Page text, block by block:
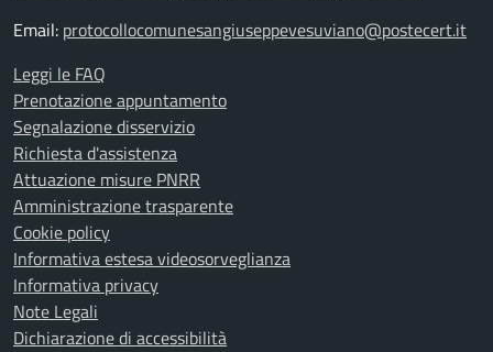
Email: protocollocomunesangiuseppevesuviano@postecert.it
Leggi le FAQ
Prenotazione appuntamento
Segnalazione disservizio
Richiesta d'assistenza
Attuazione misure PNRR
Amministrazione trasparente
Cookie policy
Informativa estesa videosorveglianza
Informativa privacy
Note Legali
Dichiarazione di accessibilità